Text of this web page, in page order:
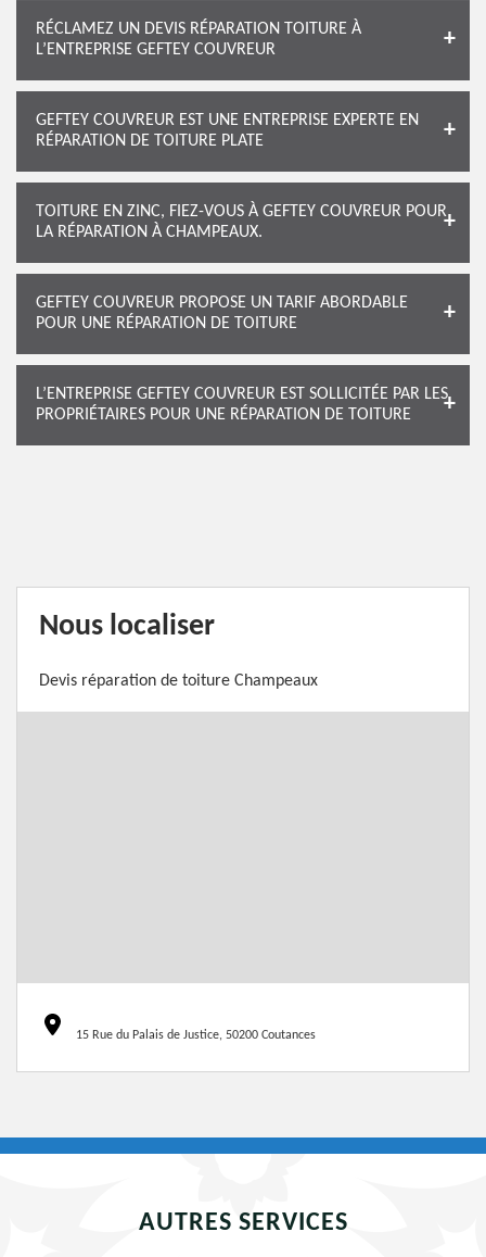
RÉCLAMEZ UN DEVIS RÉPARATION TOITURE À
L’ENTREPRISE GEFTEY COUVREUR
GEFTEY COUVREUR EST UNE ENTREPRISE EXPERTE EN
RÉPARATION DE TOITURE PLATE
TOITURE EN ZINC, FIEZ-VOUS À GEFTEY COUVREUR POUR
LA RÉPARATION À CHAMPEAUX.
GEFTEY COUVREUR PROPOSE UN TARIF ABORDABLE
POUR UNE RÉPARATION DE TOITURE
L’ENTREPRISE GEFTEY COUVREUR EST SOLLICITÉE PAR LES
PROPRIÉTAIRES POUR UNE RÉPARATION DE TOITURE
Nous localiser
Devis réparation de toiture Champeaux
15 Rue du Palais de Justice, 50200 Coutances
AUTRES SERVICES